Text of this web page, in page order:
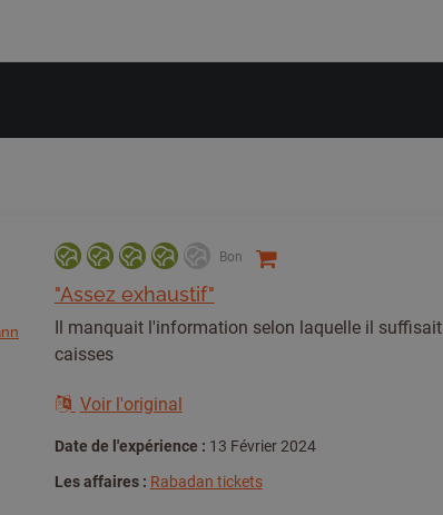
Bon
"Assez exhaustif"
Il manquait l'information selon laquelle il
caisses
Voir l'original
Date de l'expérience : 13 Février 2024
Les affaires : Rabadan tickets